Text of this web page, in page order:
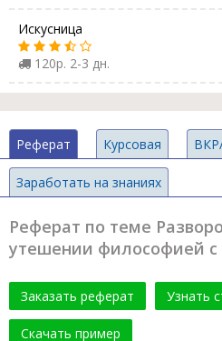
Искусница
120р. 2-3 дн.
Реферат Курсовая
Заработать на знаниях
Реферат по теме
утешении философией с
Заказать реферат Узнать
Скачать пример